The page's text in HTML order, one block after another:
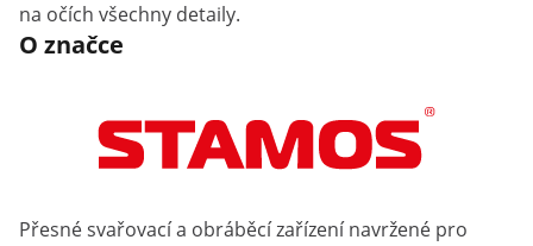
na očích všechny detaily.
O značce
Přesné svařovací a obráběcí zařízení navržené pro